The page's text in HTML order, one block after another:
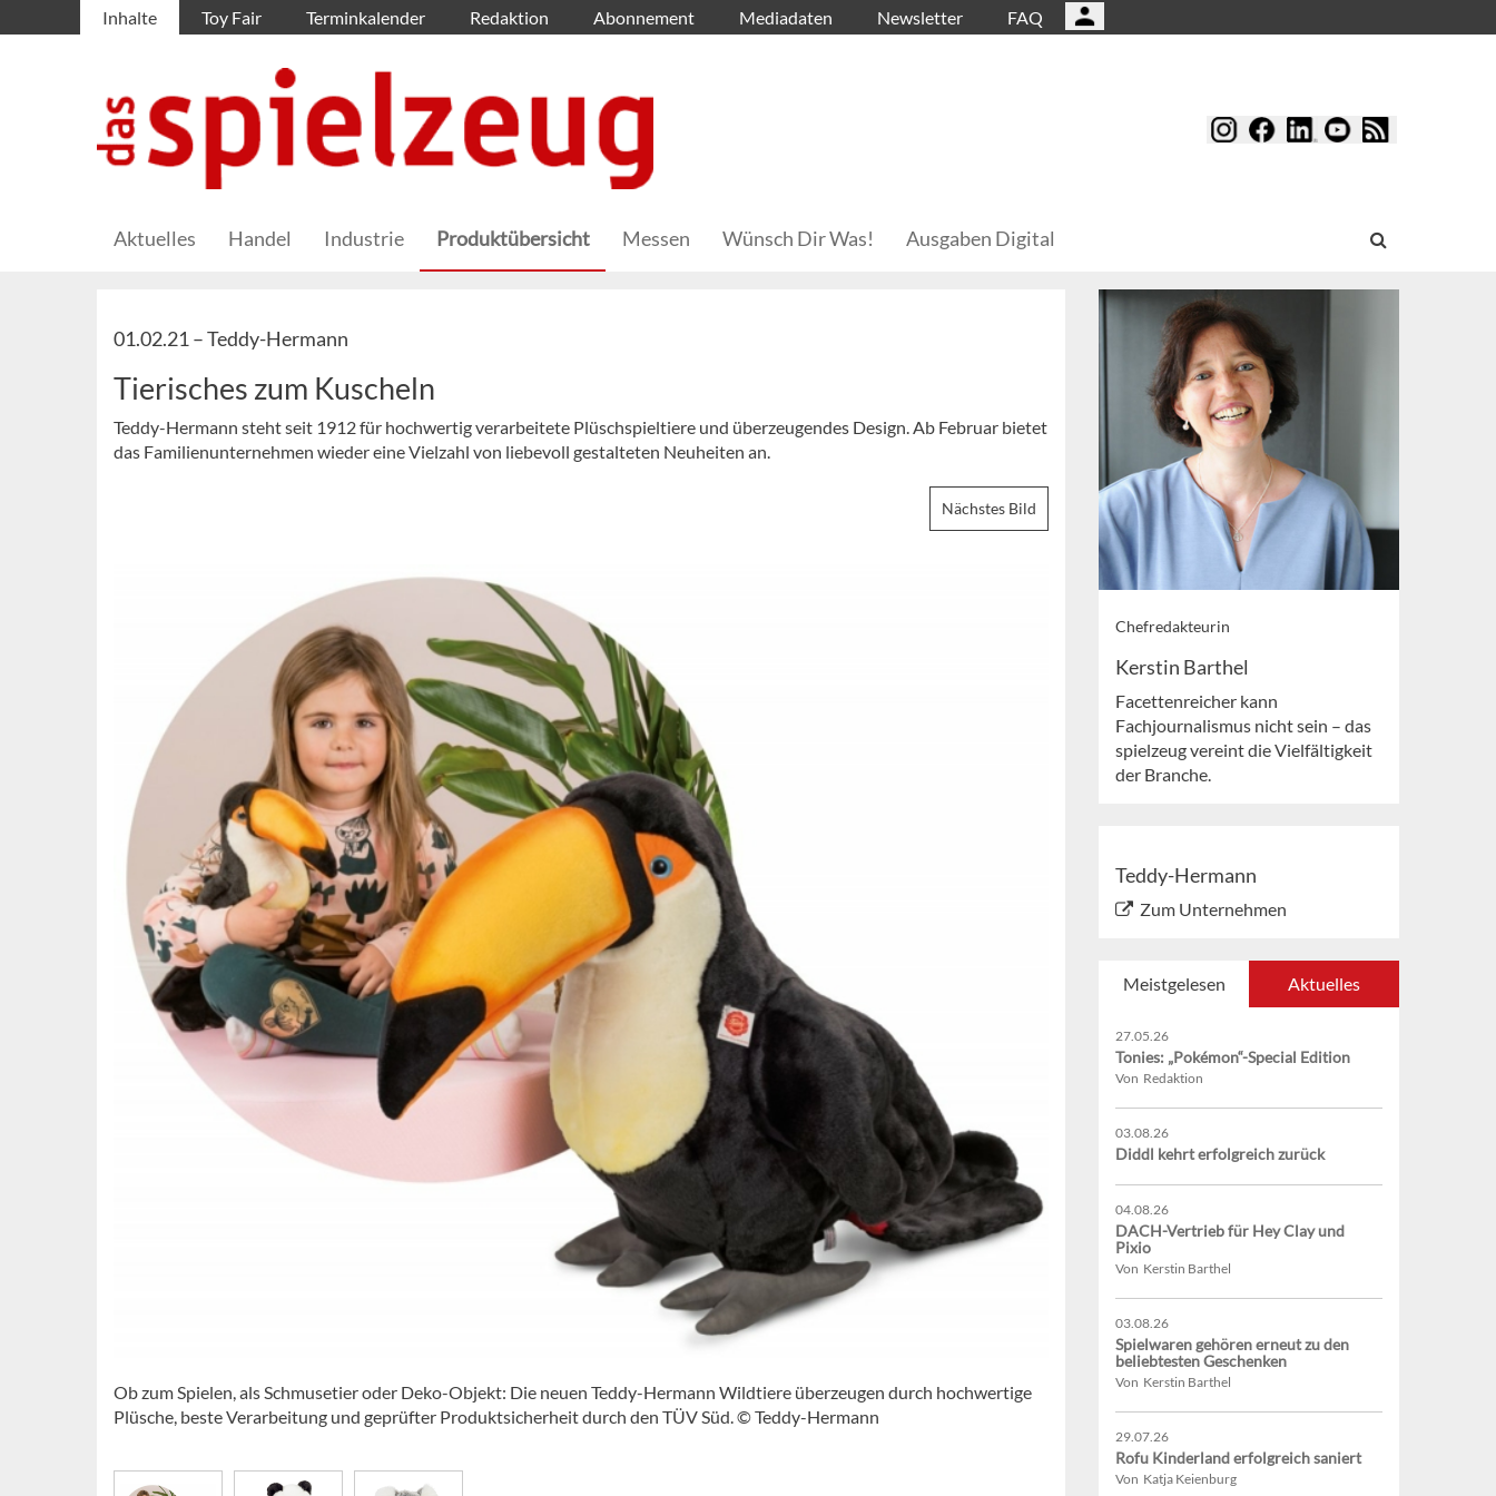
Inhalte Toy Fair Terminkalender Redaktion Abonnement Mediadaten Newsletter FAQ
Aktuelles Handel Industrie Produktübersicht Messen Wünsch Dir Was! Ausgaben Digital
01.02.21 –Teddy-Hermann
Tierisches zum Kuscheln
Teddy-Hermann steht seit 1912 für hochwertig verarbeitete Plüschspieltiere und überzeugendes Design. Ab Februar bietet
das Familienunternehmen wieder eine Vielzahl von liebevoll gestalteten Neuheiten an.
Nächstes Bild
Ob zum Spielen, als Schmusetier oder Deko-Objekt: Die neuen Teddy-Hermann Wildtiere überzeugen durch hochwertige
Plüsche, beste Verarbeitung und geprüfter Produktsicherheit durch den TÜV Süd. © Teddy-Hermann
Chefredakteurin
Kerstin Barthel
Facettenreicher kann
Fachjournalismus nicht sein – das
spielzeug vereint die Vielfältigkeit
der Branche.
Teddy-Hermann
Zum Unternehmen
Meistgelesen Aktuelles
27.05.26
Tonies: „Pokémon“-Special Edition
Von Redaktion
03.08.26
Diddl kehrt erfolgreich zurück
04.08.26
DACH-Vertrieb für Hey Clay und
Pixio
Von Kerstin Barthel
03.08.26
Spielwaren gehören erneut zu den
beliebtesten Geschenken
Von Kerstin Barthel
29.07.26
Rofu Kinderland erfolgreich saniert
Von Katja Keienburg